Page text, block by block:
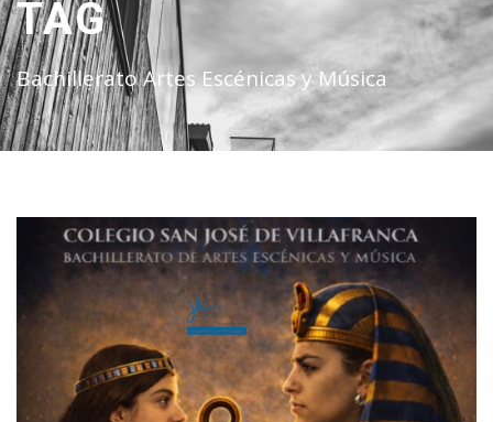
TAG
Bachillerato Artes Escénicas y Música